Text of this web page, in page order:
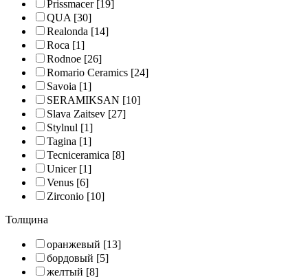
Prissmacer[19]
QUA[30]
Realonda [14]
Roca [1]
Rodnoe [26]
Romario Ceramics [24]
Savoia [1]
SERAMIKSAN [10]
Slava Zaitsev [27]
Stylnul [1]
Tagina [1]
Tecniceramica [8]
Unicer[1]
Venus [6]
Zirconio [10]
Толщина
оранжевый [13]
бордовый [5]
желтый [8]